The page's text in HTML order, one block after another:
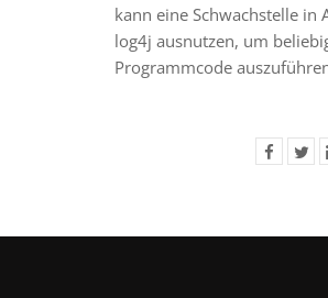
kann eine Schwachstelle in
log4j ausnutzen, um
Programmcode